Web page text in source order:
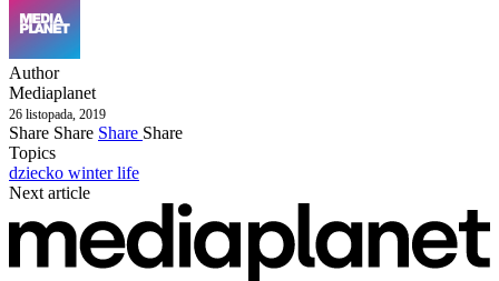
Author
Mediaplanet
26 listopada, 2019
Share Share Share Share
Topics
dziecko winter life
Next article